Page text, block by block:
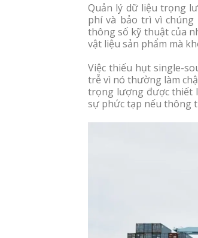
Quản lý dữ liệu trọng
phí và bảo trì vì chúng
thông số kỹ thuật của
vật liệu sản phẩm mà
Việc thiếu hụt single-
trễ vì nó thường làm
trọng lượng được thiết
sự phức tạp nếu thông